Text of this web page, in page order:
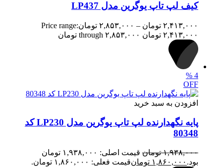
کیف لپ تاپ یوگرین مدل LP437
۲,۴۱۳,۰۰۰ تومان – ۲,۸۵۳,۰۰۰ تومانPrice range:
۲,۴۱۳,۰۰۰ تومان through ۲,۸۵۳,۰۰۰ تومان
4
%
OFF
افزودن به سبد خرید
پایه نگهدارنده لپ تاپ یوگرین مدل LP230 کد
80348
۱,۹۳۸,۰۰۰ تومان
قیمت اصلی: ۱,۹۳۸,۰۰۰ تومان
بود. ۱,۸۶۰,۰۰۰ تومانقیمت فعلی: ۱,۸۶۰,۰۰۰ تومان.